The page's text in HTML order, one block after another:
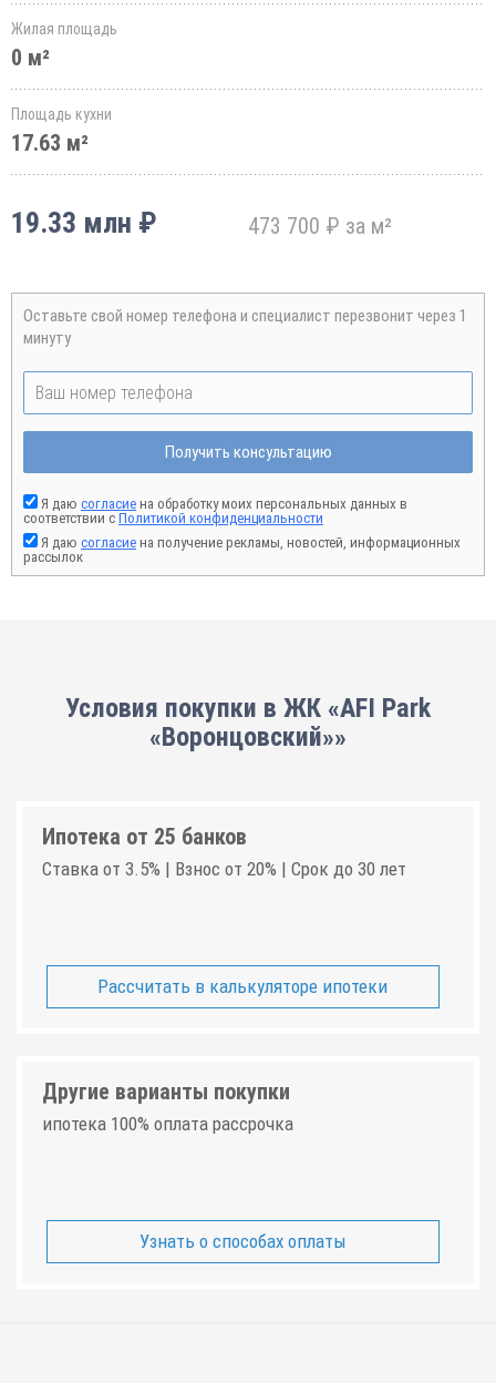
Жилая площадь
0 м²
Площадь кухни
17.63 м²
19.33 млн ₽ 473 700 ₽ за м²
Оставьте свой номер телефона и специалист перезвонит через 1
минуту
Получить консультацию
Я даю согласие на обработку моих персональных данных в
соответствии с Политикой конфиденциальности
Я даю согласие на получение рекламы, новостей, информационных
рассылок
Условия покупки в ЖК «AFI Park
«Воронцовский»»
Ипотека от 25 банков
Ставка от 3.5% | Взнос от 20% | Срок до 30 лет
Рассчитать в калькуляторе ипотеки
Другие варианты покупки
ипотека 100% оплата рассрочка
Узнать о способах оплаты